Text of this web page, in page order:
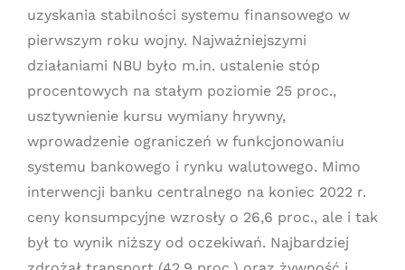
uzyskania stabilności systemu finansowego w
pierwszym roku wojny. Najważniejszymi
działaniami NBU było m.in. ustalenie stóp
procentowych na stałym poziomie 25 proc.,
usztywnienie kursu wymiany hrywny,
wprowadzenie ograniczeń w funkcjonowaniu
systemu bankowego i rynku walutowego. Mimo
interwencji banku centralnego na koniec 2022 r.
ceny konsumpcyjne wzrosły o 26,6 proc., ale i tak
był to wynik niższy od oczekiwań. Najbardziej